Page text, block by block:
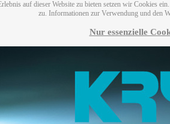
auf dieser Website zu bieten setzen wir Cookies
zu. Informationen zur Verwendung und den
Nur essenzielle